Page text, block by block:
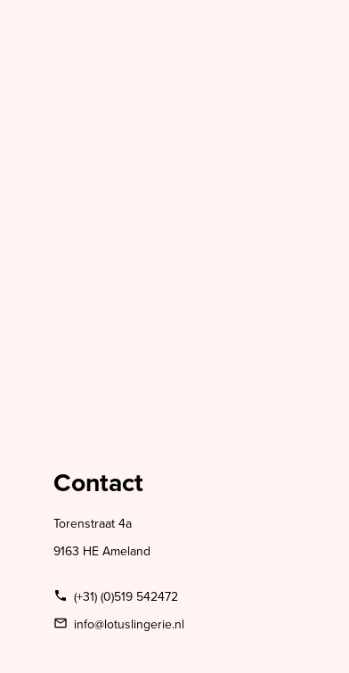
Contact
Torenstraat 4a
9163 HE Ameland
(+31) (0)519 542472
info@lotuslingerie.nl